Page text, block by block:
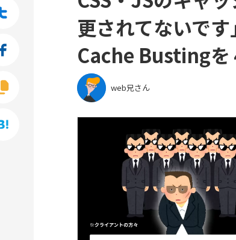
Twitter
Facebook
Copy
hatena
更されてないで
Cache Bustingを
web兄さん